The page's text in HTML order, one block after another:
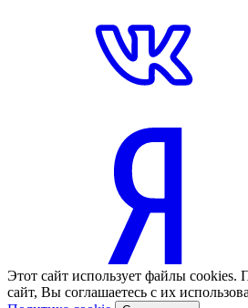
Этот сайт использует файлы cookies.
сайт, Вы соглашаетесь с их